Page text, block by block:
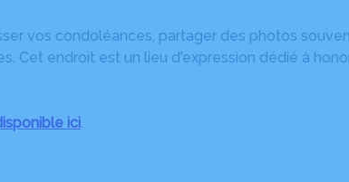
vos condoléances, partager des photos
Cet endroit est un lieu d'expression dédié à
ici.